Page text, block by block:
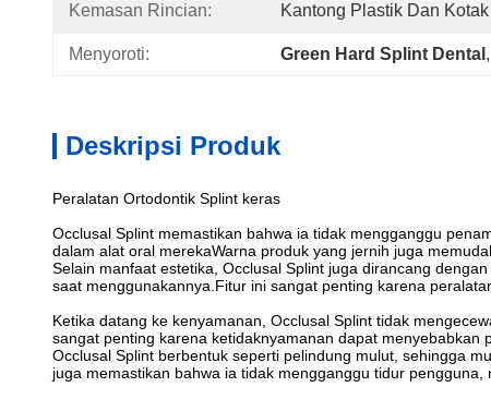
Kemasan Rincian: Kantong Plastik Dan Kotak
Menyoroti: Green Hard Splint Dental ,
Deskripsi Produk
Peralatan Ortodontik Splint keras
Occlusal Splint memastikan bahwa ia tidak mengganggu
dalam alat oral merekaWarna produk yang jernih juga
Selain manfaat estetika, Occlusal Splint juga dirancang
saat menggunakannya.Fitur ini sangat penting karena
Ketika datang ke kenyamanan, Occlusal Splint tidak
sangat penting karena ketidaknyamanan dapat menyebabkan
Occlusal Splint berbentuk seperti pelindung mulut, sehingga
juga memastikan bahwa ia tidak mengganggu tidur pengguna,